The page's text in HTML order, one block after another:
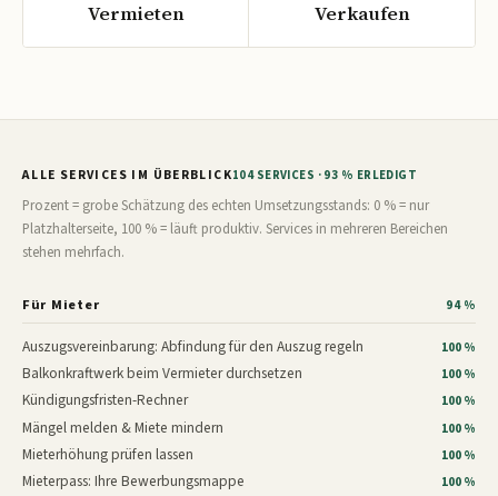
Vermieten Verkaufen
ALLE SERVICES IM ÜBERBLICK104 SERVICES · 93 % ERLEDIGT
Prozent = grobe Schätzung des echten Umsetzungsstands: 0 % = nur
Platzhalterseite, 100 % = läuft produktiv. Services in mehreren Bereichen
stehen mehrfach.
Für Mieter 94 %
Auszugsvereinbarung: Abfindung für den Auszug regeln 100 %
Balkonkraftwerk beim Vermieter durchsetzen 100 %
Kündigungsfristen-Rechner 100 %
Mängel melden & Miete mindern 100 %
Mieterhöhung prüfen lassen 100 %
Mieterpass: Ihre Bewerbungsmappe 100 %